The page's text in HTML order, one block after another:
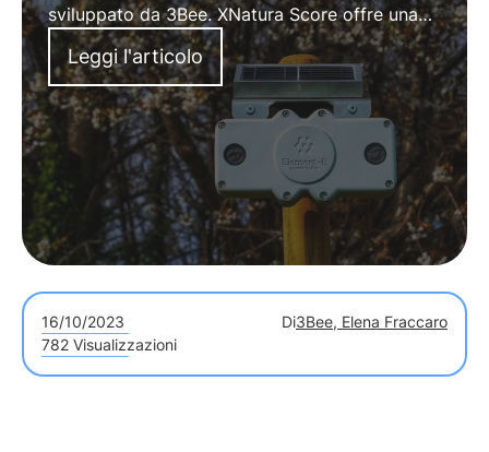
sviluppato da 3Bee. XNatura Score offre una
reportistica compliant con le normative
europee e una label di prodotto che certifica
l’utilizzo del protocollo.
Leggi l'articolo
16/10/2023 Di3Bee, Elena Fraccaro
782 Visualizzazioni